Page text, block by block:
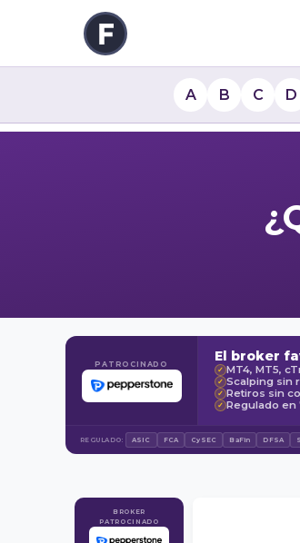
A B C D
PATROCINADO El broker
✓ MT4, MT5,
✓ Scalping sin
✓ Retiros sin
✓ Regulado en
REGULADO: ASIC FCA CySEC BaFin DFSA
BROKER
PATROCINADO